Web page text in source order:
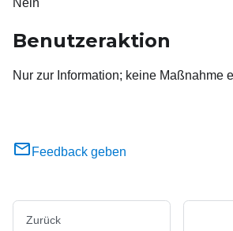
Nein
Benutzeraktion
Nur zur Information; keine Maßnahme
Feedback geben
Zurück